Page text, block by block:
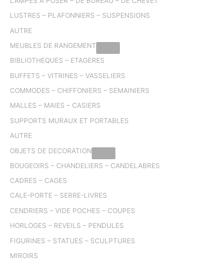
LUSTRES – PLAFONNIERS – SUSPENSIONS
AUTRE
MEUBLES DE RANGEMENT
BIBLIOTHEQUES – ETAGERES
BUFFETS – VITRINES – VASSELIERS
COMMODES – CHIFFONIERS – SEMAINIERS
MALLES – MAIES – CASIERS
SUPPORTS MURAUX ET PORTABLES
AUTRE
OBJETS DE DECORATION
BOUGEOIRS – CHANDELIERS – CANDELABRES
CADRES – CAGES
CALE-PORTE – SERRE-LIVRES
CENDRIERS – VIDE POCHES – COUPES
HORLOGES – REVEILS – PENDULES
FIGURINES – STATUES – SCULPTURES
MIROIRS